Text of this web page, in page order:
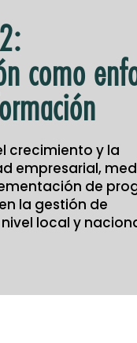
como
crecimiento y la
empresarial,
de
la gestión de
local y